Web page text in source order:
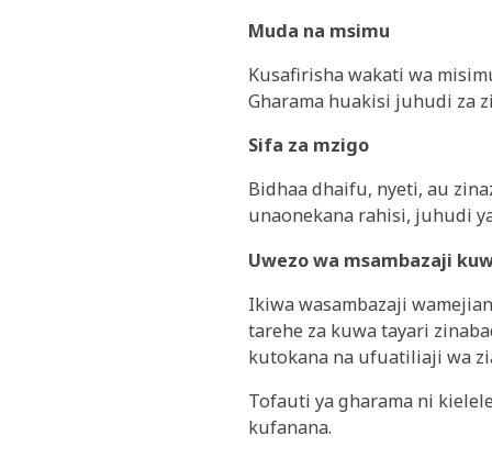
Muda na msimu
Kusafirisha wakati wa
Gharama huakisi juhudi za
Sifa za mzigo
Bidhaa dhaifu, nyeti, au
unaonekana rahisi, juhudi
Uwezo wa msambazaji
Ikiwa wasambazaji
tarehe za kuwa tayari
kutokana na ufuatiliaji wa
Tofauti ya gharama ni
kufanana.